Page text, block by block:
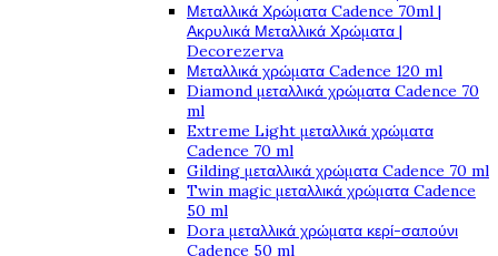
Μεταλλικά Χρώματα Cadence 70ml |
Ακρυλικά Μεταλλικά Χρώματα |
Decorezerva
Μεταλλικά χρώματα Cadence 120 ml
Diamond μεταλλικά χρώματα Cadence 70
ml
Extreme Light μεταλλικά χρώματα
Cadence 70 ml
Gilding μεταλλικά χρώματα Cadence 70 ml
Twin magic μεταλλικά χρώματα Cadence
50 ml
Dora μεταλλικά χρώματα κερί-σαπούνι
Cadence 50 ml